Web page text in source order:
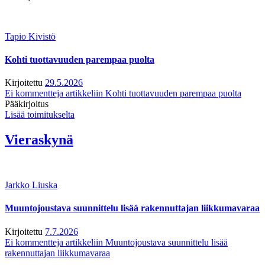
Tapio Kivistö
Kohti tuottavuuden parempaa puolta
Kirjoitettu 29.5.2026
Ei kommentteja artikkeliin Kohti tuottavuuden parempaa puolta
Pääkirjoitus
Lisää toimitukselta
Vieraskynä
Jarkko Liuska
Muuntojoustava suunnittelu lisää rakennuttajan liikkumavaraa
Kirjoitettu 7.7.2026
Ei kommentteja artikkeliin Muuntojoustava suunnittelu lisää
rakennuttajan liikkumavaraa